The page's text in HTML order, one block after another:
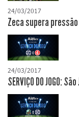
24/03/2017
Zeca supera
24/03/2017
SERVIÇO DO JOGO: